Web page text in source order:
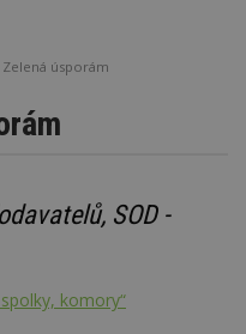
úsporám
SOD -
komory“